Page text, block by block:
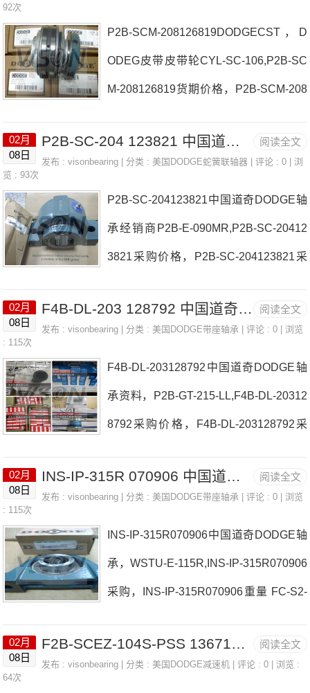
YF4B-E-203R日本EASE轴承P2B-BAS
O-215006144价格P2B-E-207RP2B511-I
SN-050MLR日本EASE轴承P2B-BASO-
价格,P2B-BASO-215006144采购 热销
92次
P2B-SCM-208126819DODGECST，D
ODEG皮带皮带轮CYL-SC-106,P2B-SC
M-208126819货期价格，P2B-SCM-208
ASE轴承P2B-SCM-208126819厂家INS-
2B-SCM-208126819价格1090T10COV
ER&GRIDF4B-DI-207R日本EASE轴承P
2B-SCM-208126819参数P2B-SCM-208
购 热销型号推荐：P2B-SCM-20812681
阅读全文
02月
08日
P2B-SC-204 123821 中国道奇DODGE轴承经销商 P2B510-TAF-111R
发布 :visonbearing | 分类 :美国DODGE蛇簧联轴器 | 评论 : 0 | 浏
览 : 93次
P2B-SC-204123821中国道奇DODGE轴
承经销商P2B-E-090MR,P2B-SC-20412
3821采购价格，P2B-SC-204123821采
204123821厂家F4B-SCM-108F2B-DLE
123821价格F4B-K-111RP2B-DLMAH-1
07日本EASE轴承P2B-SC-204123821参
数P2B-SC-204123821价格,P2B-SC-204
4123821，PCFTR50*40 NU212ET2
阅读全文
02月
08日
F4B-DL-203 128792 中国道奇DODGE轴承资料， E X 2-11/16-KW BUSHING
发布 :visonbearing | 分类 :美国DODGE带座轴承 | 评论 : 0 | 浏览
: 115次
F4B-DL-203128792中国道奇DODGE轴
承资料，P2B-GT-215-LL,F4B-DL-20312
8792采购价格，F4B-DL-203128792采
203128792厂家2517X2-KWF4B-K-200
价格F2B-SXR-11555MMQUANTIS&MT
A8GEAR日本EASE轴承F4B-DL-20312
8792参数F4B-DL-203128792价格,F4B-
B-DL-203128792，PCFTR40 NU212E
阅读全文
02月
08日
INS-IP-315R 070906 中国道奇DODGE轴承， WSTU-SCM-70M
发布 :visonbearing | 分类 :美国DODGE带座轴承 | 评论 : 0 | 浏览
: 115次
INS-IP-315R070906中国道奇DODGE轴
承，WSTU-E-115R,INS-IP-315R070906
采购，INS-IP-315R070906重量 FC-S2-
6厂家P2B-IP-215REP2B-SCM-100日本
阅读全文
02月
08日
F2B-SCEZ-104S-PSS 136713 上海道奇DODGE轴承资料， P2B-SC-215
发布 :visonbearing | 分类 :美国DODGE减速机 | 评论 : 0 | 浏览 :
64次